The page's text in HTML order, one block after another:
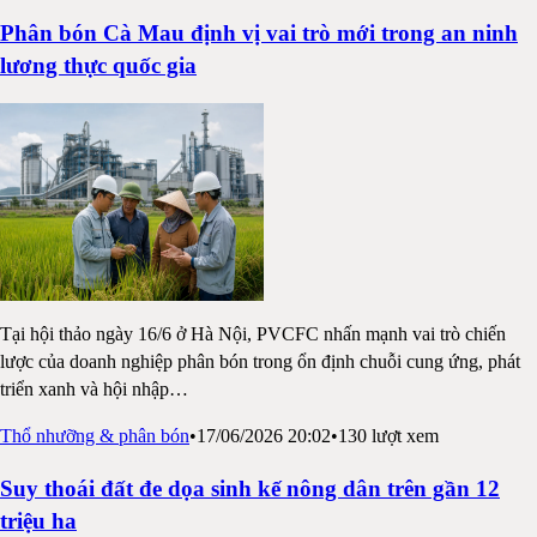
Phân bón Cà Mau định vị vai trò mới trong an ninh
lương thực quốc gia
Tại hội thảo ngày 16/6 ở Hà Nội, PVCFC nhấn mạnh vai trò chiến
lược của doanh nghiệp phân bón trong ổn định chuỗi cung ứng, phát
triển xanh và hội nhập…
Thổ nhưỡng & phân bón•17/06/2026 20:02•130 lượt xem
Suy thoái đất đe dọa sinh kế nông dân trên gần 12
triệu ha